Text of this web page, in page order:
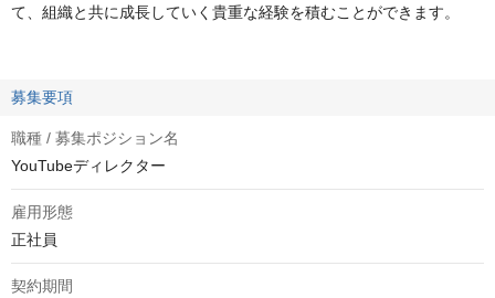
て、組織と共に成長していく貴重な経験を積むことができます。
募集要項
職種 / 募集ポジション名
YouTubeディレクター
雇用形態
正社員
契約期間